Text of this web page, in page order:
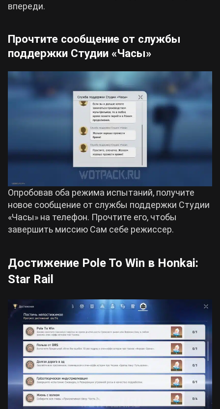
впереди.
Прочтите сообщение от службы
поддержки Студии «Часы»
Опробовав оба режима испытаний, получите
новое сообщение от службы поддержки Студии
«Часы» на телефон. Прочтите его, чтобы
завершить миссию Сам себе режиссер.
Достижение Pole To Win в Honkai:
Star Rail